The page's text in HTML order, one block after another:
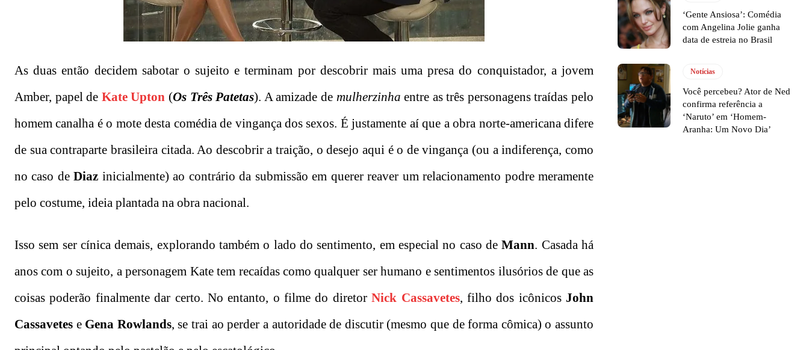
As duas então decidem sabotar o sujeito e terminam por descobrir mais uma presa do conquistador, a jovem
Amber, papel de Kate Upton (Os Três Patetas). A amizade de mulherzinha entre as três personagens traídas pelo
homem canalha é o mote desta comédia de vingança dos sexos. É justamente aí que a obra norte-americana difere
de sua contraparte brasileira citada. Ao descobrir a traição, o desejo aqui é o de vingança (ou a indiferença, como
no caso deDiaz inicialmente) ao contrário da submissão em querer reaver um relacionamento podre meramente
pelo costume, ideia plantada na obra nacional.
Isso sem ser cínica demais, explorando também o lado do sentimento, em especial no caso deMann. Casada há
anos com o sujeito, a personagem Kate tem recaídas como qualquer ser humano e sentimentos ilusórios de que as
coisas poderão finalmente dar certo. No entanto, o filme do diretorNick Cassavetes, filho dos icônicos John
Cassavetes e Gena Rowlands, se trai ao perder a autoridade de discutir (mesmo que de forma cômica) o assunto
‘Gente Ansiosa’: Comédia
com Angelina Jolie ganha
data de estreia no Brasil
Notícias
Você percebeu? Ator de Ned
confirma referência a
‘Naruto’ em ‘Homem-
Aranha: Um Novo Dia’